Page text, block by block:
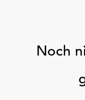
Noch